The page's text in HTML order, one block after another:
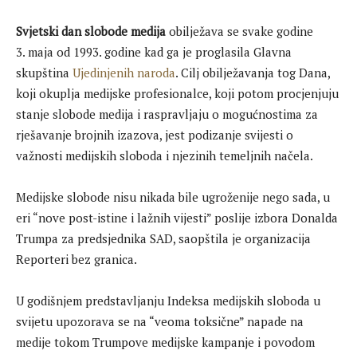
Svjetski dan slobode medija obilježava se svake godine
3. maja od 1993. godine kad ga je proglasila Glavna
skupština Ujedinjenih naroda. Cilj obilježavanja tog Dana,
koji okuplja medijske profesionalce, koji potom procjenjuju
stanje slobode medija i raspravljaju o mogućnostima za
rješavanje brojnih izazova, jest podizanje svijesti o
važnosti medijskih sloboda i njezinih temeljnih načela.
Medijske slobode nisu nikada bile ugroženije nego sada, u
eri “nove post-istine i lažnih vijesti” poslije izbora Donalda
Trumpa za predsjednika SAD, saopštila je organizacija
Reporteri bez granica.
U godišnjem predstavljanju Indeksa medijskih sloboda u
svijetu upozorava se na “veoma toksične” napade na
medije tokom Trumpove medijske kampanje i povodom